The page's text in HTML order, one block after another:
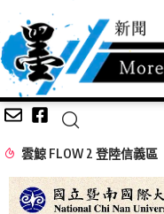
雲鯨 FLOW 2 登陸信義